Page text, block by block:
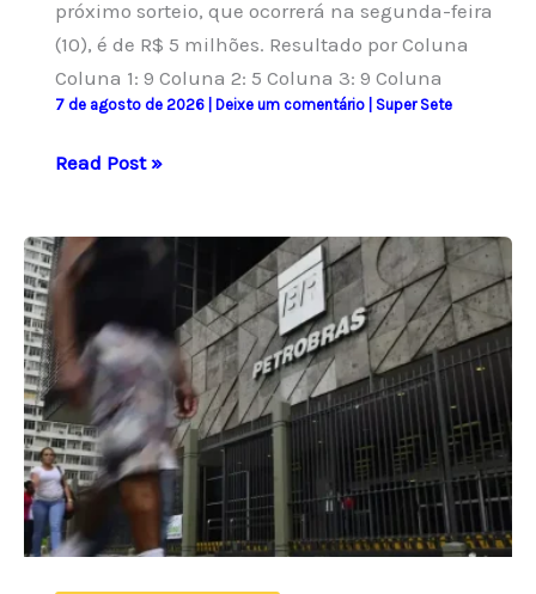
próximo sorteio, que ocorrerá na segunda-feira
(10), é de R$ 5 milhões. Resultado por Coluna
Coluna 1: 9 Coluna 2: 5 Coluna 3: 9 Coluna
7 de agosto de 2026 Deixe um comentário Super Sete
Super
883
traz
resultados
e
números
sorteados
hoje
Read Post »